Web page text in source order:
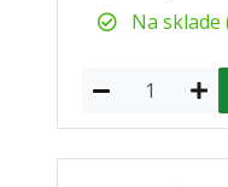
Na sklade